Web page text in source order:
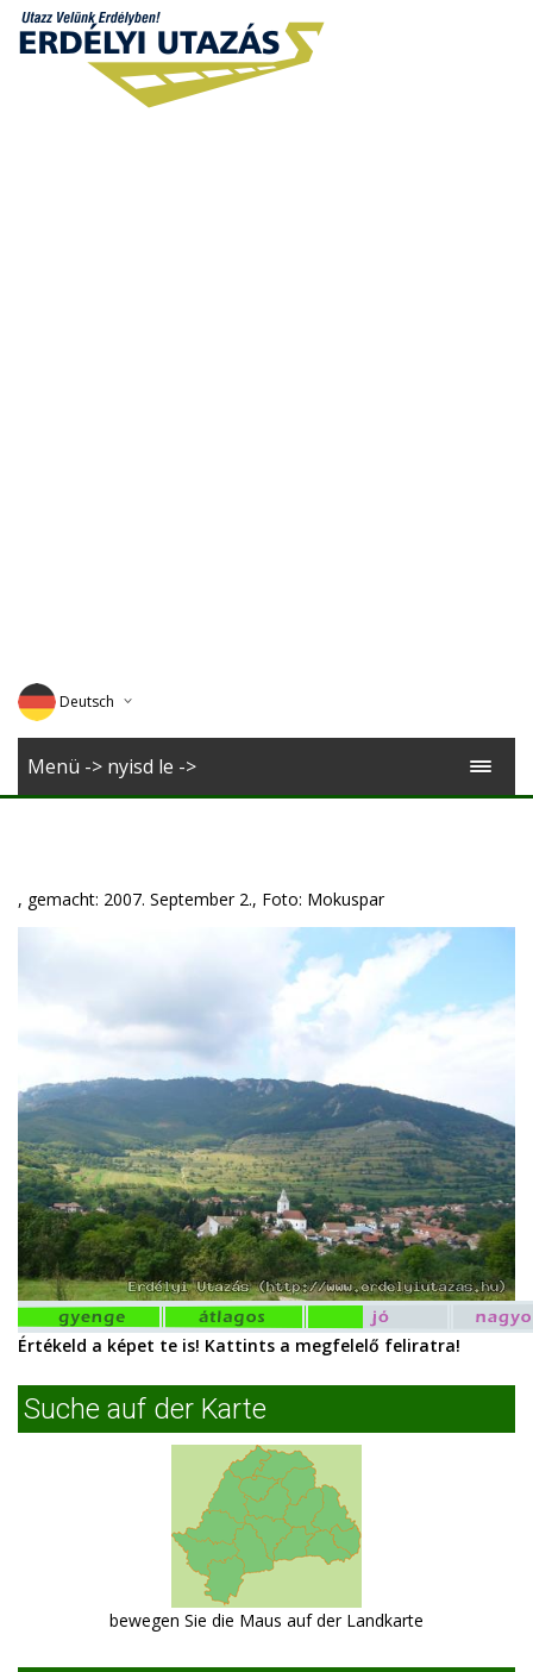
Deutsch
English
Menü -> nyisd le ->
, gemacht: 2007. September 2., Foto: Mokuspar
Értékeld a képet te is! Kattints a megfelelő feliratra!
Suche auf der Karte
bewegen Sie die Maus auf der Landkarte